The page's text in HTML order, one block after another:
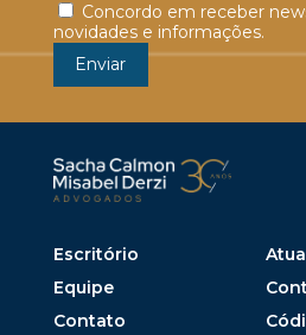
Concordo em receber
novidades e informações.
Escritório
Equipe
Contato